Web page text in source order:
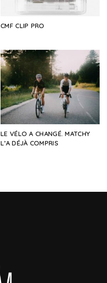
CMF CLIP PRO
LE VÉLO A CHANGÉ. MATCHY
L’A DÉJÀ COMPRIS